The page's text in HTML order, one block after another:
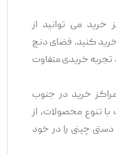
می ‌توانید از
کنید. فضای دنج
خریدی متفاوت
خرید در جنوب
محصولات، از
چینی را در خود